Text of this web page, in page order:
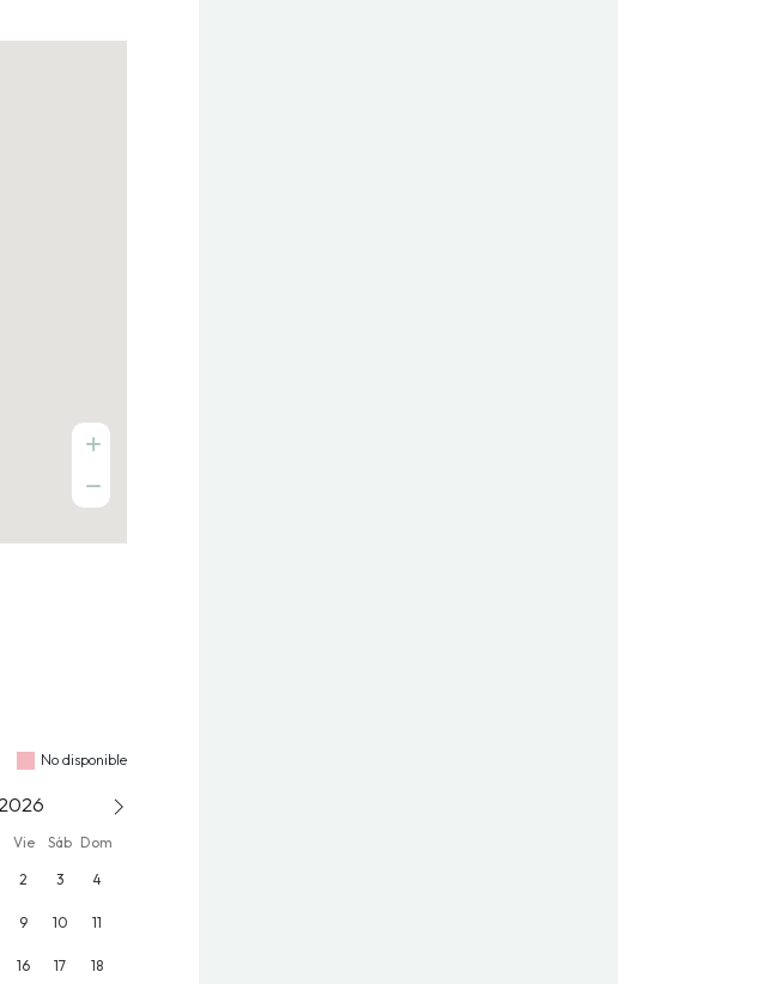
No disponible
Vie Sáb Dom
2 3 4
9 10 11
16 17 18